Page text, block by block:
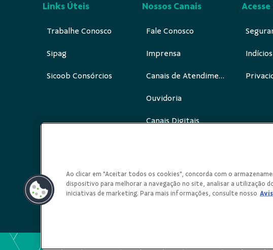
Links Úteis
Trabalhe Conosco
Sipag
Sicoob Consórcios
Nossos Canais
Fale Conosco
Imprensa
Canais de Atendimento
Ouvidoria
Canais Digitais
Redes Sociais
Ao clicar em "Aceitar todos os cookies", concorda com o
dispositivo para melhorar a navegação no site, analisar a utilização
iniciativas de marketing. Para mais informações, consulte nosso